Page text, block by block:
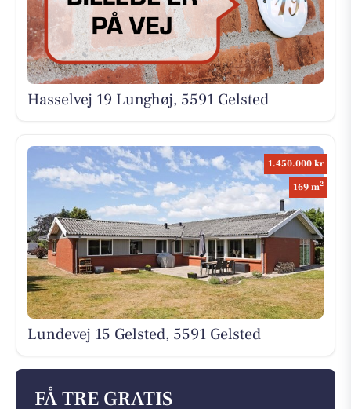
Hasselvej 19 Lunghøj, 5591 Gelsted
1.450.000 kr
169 m2
Lundevej 15 Gelsted, 5591 Gelsted
FÅ TRE GRATIS